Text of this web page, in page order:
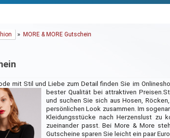
» MORE & MORE Gutschein
mit Stil und Liebe zum Detail finden Sie im
bester Qualität bei attraktiven Preisen.
und suchen Sie sich aus Hosen,
persönlichen Look zusammen. Im
Kleidungsstücke nach Herzenslust zu
zueinander passt. Bei More & More
Gutscheine sparen Sie leicht ein paar